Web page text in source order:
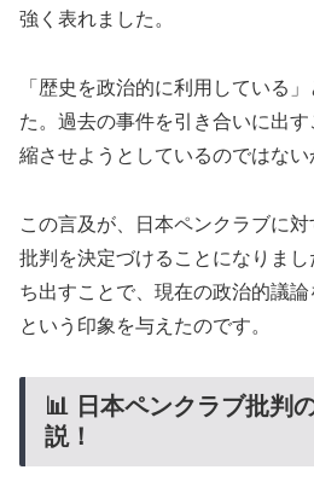
強く表れました。
「歴史を政治的に利用している
た。過去の事件を引き合いに出
縮させようとしているのではない
この言及が、日本ペンクラブに
批判を決定づけることになりま
ち出すことで、現在の政治的議
という印象を与えたのです。
📊 日本ペンクラブ批判
説！